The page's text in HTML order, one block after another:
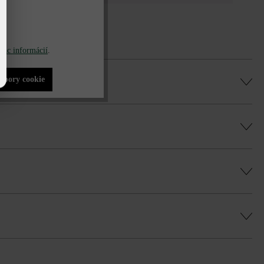
rozdiel oproti univerzálnym tvárniciam by
Viac informácií
cookie